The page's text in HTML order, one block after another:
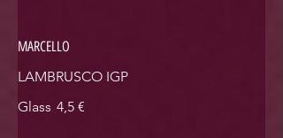
MARCELLO
LAMBRUSCO IGP
Glass 4,5 €